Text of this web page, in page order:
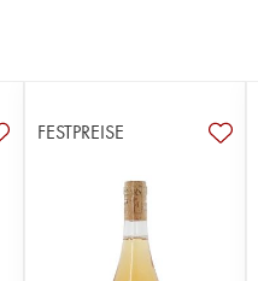
FESTPREISE